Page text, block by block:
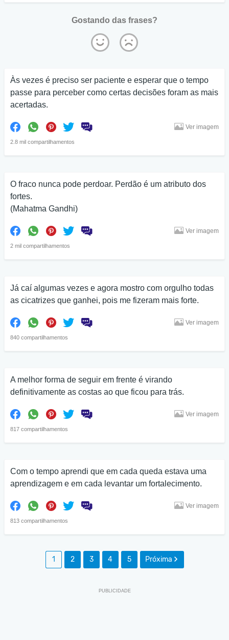
Gostando das frases?
Às vezes é preciso ser paciente e esperar que o tempo
passe para perceber como certas decisões foram as mais
acertadas.
2.8 mil compartilhamentos
Ver imagem
O fraco nunca pode perdoar. Perdão é um atributo dos
fortes.
(Mahatma Gandhi)
2 mil compartilhamentos
Ver imagem
Já caí algumas vezes e agora mostro com orgulho todas
as cicatrizes que ganhei, pois me fizeram mais forte.
840 compartilhamentos
Ver imagem
A melhor forma de seguir em frente é virando
definitivamente as costas ao que ficou para trás.
817 compartilhamentos
Ver imagem
Com o tempo aprendi que em cada queda estava uma
aprendizagem e em cada levantar um fortalecimento.
813 compartilhamentos
Ver imagem
1 2 3 4 5 Próxima